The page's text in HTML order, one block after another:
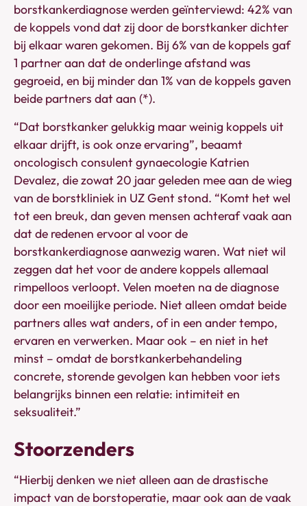
borstkankerdiagnose werden geïnterviewd: 42% van
de koppels vond dat zij door de borstkanker dichter
bij elkaar waren gekomen. Bij 6% van de koppels gaf
1 partner aan dat de onderlinge afstand was
gegroeid, en bij minder dan 1% van de koppels gaven
beide partners dat aan (*).
“Dat borstkanker gelukkig maar weinig koppels uit
elkaar drijft, is ook onze ervaring”, beaamt
oncologisch consulent gynaecologie Katrien
Devalez, die zowat 20 jaar geleden mee aan de wieg
van de borstkliniek in UZ Gent stond. “Komt het wel
tot een breuk, dan geven mensen achteraf vaak aan
dat de redenen ervoor al voor de
borstkankerdiagnose aanwezig waren. Wat niet wil
zeggen dat het voor de andere koppels allemaal
rimpelloos verloopt. Velen moeten na de diagnose
door een moeilijke periode. Niet alleen omdat beide
partners alles wat anders, of in een ander tempo,
ervaren en verwerken. Maar ook – en niet in het
minst – omdat de borstkankerbehandeling
concrete, storende gevolgen kan hebben voor iets
belangrijks binnen een relatie: intimiteit en
seksualiteit.”
Stoorzenders
“Hierbij denken we niet alleen aan de drastische
impact van de borstoperatie, maar ook aan de vaak